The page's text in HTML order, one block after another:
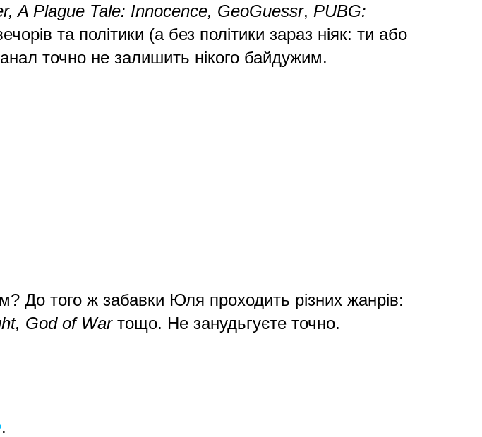
A Plague Tale: Innocence, GeoGuessr, PUBG:
та політики (а без політики зараз ніяк: ти або
точно не залишить нікого байдужим.
До того ж забавки Юля проходить різних жанрів:
God of Warтощо. Не занудьгуєте точно.
.